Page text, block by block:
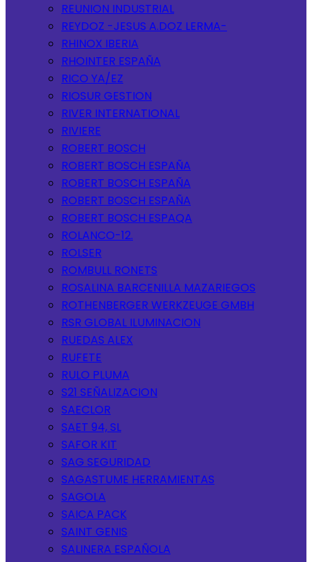
REUNION INDUSTRIAL
REYDOZ -JESUS A.DOZ LERMA-
RHINOX IBERIA
RHOINTER ESPAÑA
RICO YA/EZ
RIOSUR GESTION
RIVER INTERNATIONAL
RIVIERE
ROBERT BOSCH
ROBERT BOSCH ESPAÑA
ROBERT BOSCH ESPAÑA
ROBERT BOSCH ESPAÑA
ROBERT BOSCH ESPAQA
ROLANCO-12.
ROLSER
ROMBULL RONETS
ROSALINA BARCENILLA MAZARIEGOS
ROTHENBERGER WERKZEUGE GMBH
RSR GLOBAL ILUMINACION
RUEDAS ALEX
RUFETE
RULO PLUMA
S21 SEÑALIZACION
SAECLOR
SAET 94, SL
SAFOR KIT
SAG SEGURIDAD
SAGASTUME HERRAMIENTAS
SAGOLA
SAICA PACK
SAINT GENIS
SALINERA ESPAÑOLA